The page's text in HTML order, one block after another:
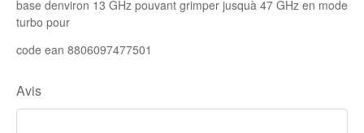
base denviron 13 GHz pouvant grimper jusquà 47 GHz en mode
turbo pour
code ean 8806097477501
Avis